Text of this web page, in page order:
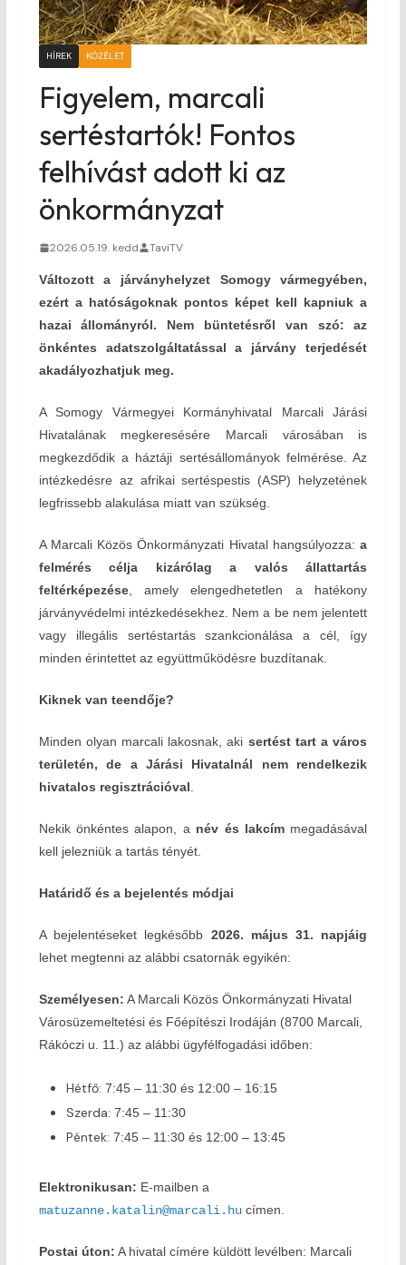
HÍREK KÖZÉLET
Figyelem, marcali
sertéstartók! Fontos
felhívást adott ki az
önkormányzat
2026.05.19. kedd TaviTV
Változott a járványhelyzet Somogy vármegyében,
ezért a hatóságoknak pontos képet kell kapniuk a
hazai állományról. Nem büntetésről van szó: az
önkéntes adatszolgáltatással a járvány terjedését
akadályozhatjuk meg.
A Somogy Vármegyei Kormányhivatal Marcali Járási
Hivatalának megkeresésére Marcali városában is
megkezdődik a háztáji sertésállományok felmérése. Az
intézkedésre az afrikai sertéspestis (ASP) helyzetének
legfrissebb alakulása miatt van szükség.
A Marcali Közös Önkormányzati Hivatal hangsúlyozza:a
felmérés célja kizárólag a valós állattartás
feltérképezése, amely elengedhetetlen a hatékony
járványvédelmi intézkedésekhez. Nem a be nem jelentett
vagy illegális sertéstartás szankcionálása a cél, így
minden érintettet az együttműködésre buzdítanak.
Kiknek van teendője?
Minden olyan marcali lakosnak, aki sertést tart a város
területén, de a Járási Hivatalnál nem rendelkezik
hivatalos regisztrációval
Nekik önkéntes alapon, a név és lakcímmegadásával
kell jelezniük a tartás tényét.
Határidő és a bejelentés módjai
A bejelentéseket legkésőbb 2026. május 31. napjáig
lehet megtenni az alábbi csatornák egyikén:
Személyesen: A Marcali Közös Önkormányzati Hivatal
Városüzemeltetési és Főépítészi Irodáján (8700 Marcali,
Rákóczi u. 11.) az alábbi ügyfélfogadási időben:
Hétfő: 7:45 – 11:30 és 12:00 – 16:15
Szerda: 7:45 – 11:30
Péntek: 7:45 – 11:30 és 12:00 – 13:45
Elektronikusan: E-mailben a
matuzanne.katalin@marcali.hucímen.
Postai úton: A hivatal címére küldött levélben: Marcali